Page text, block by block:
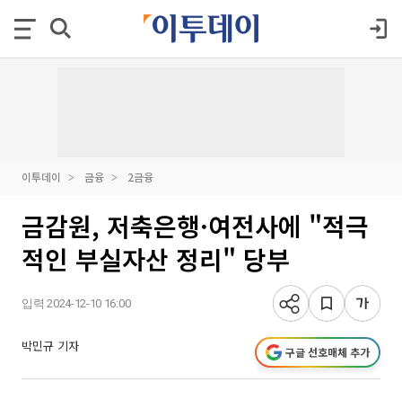
이투데이 금융 2금융
금감원, 저축은행·여전사에 "적극
적인 부실자산 정리" 당부
입력 2024-12-10 16:00
박민규 기자 구글 선호매체 추가